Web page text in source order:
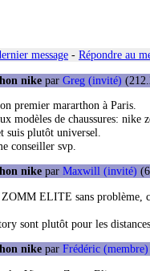
message - Répondre au
nike par Greg (invité)
premier mararthon à Paris.
modèles de chaussures:
suis plutôt universel.
conseiller svp.
nike par Maxwill (invité)
ELITE sans problème,
sont plutôt pour les
nike par Frédéric (membre)